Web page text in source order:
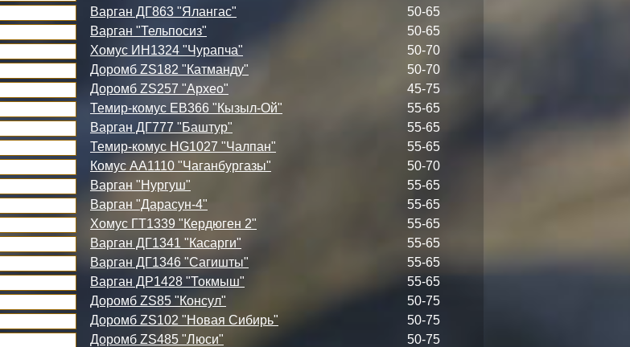
Варган ДГ863 "Ялангас"
50-65
Варган "Тельпосиз"
50-65
Хомус ИН1324 "Чурапча"
50-70
Доромб ZS182 "Катманду"
50-70
Доромб ZS257 "Архео"
45-75
Темир-комус ЕВ366 "Кызыл-Ой"
55-65
Варган ДГ777 "Баштур"
55-65
Темир-комус HG1027 "Чалпан"
55-65
Комус АА1110 "Чаганбургазы"
50-70
Варган "Нургуш"
55-65
Варган "Дарасун-4"
55-65
Хомус ГТ1339 "Кердюген 2"
55-65
Варган ДГ1341 "Касарги"
55-65
Варган ДГ1346 "Сагишты"
55-65
Варган ДР1428 "Токмыш"
55-65
Доромб ZS85 "Консул"
50-75
Доромб ZS102 "Новая Сибирь"
50-75
Доромб ZS485 "Люси"
50-75